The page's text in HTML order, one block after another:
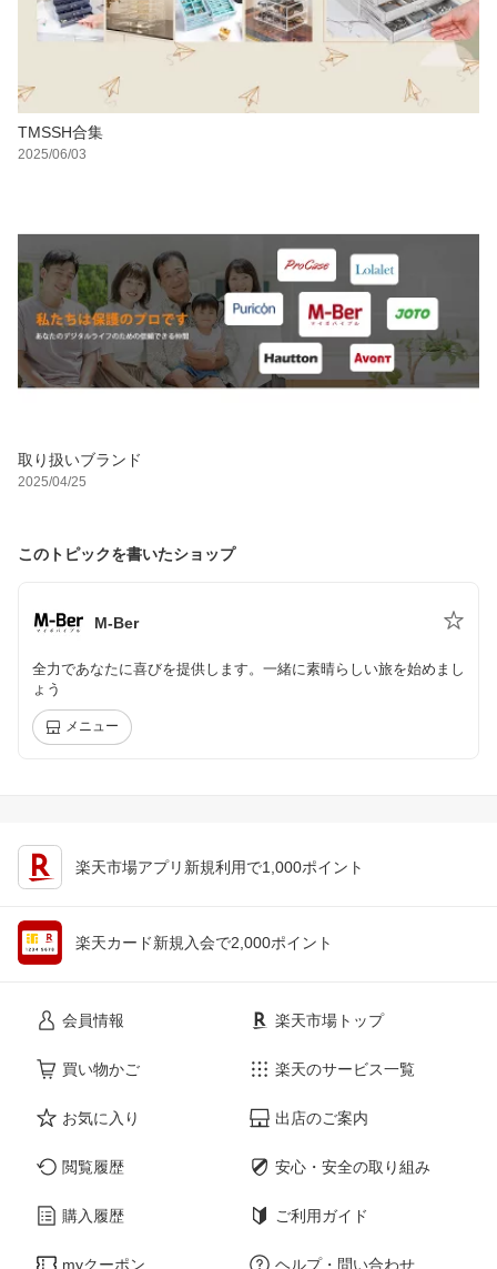
TMSSH合集
2025/06/03
取り扱いブランド
2025/04/25
このトピックを書いたショップ
M-Ber
全力であなたに喜びを提供します。一緒に素晴らしい旅を始めまし
ょう
メニュー
楽天市場アプリ新規利用で1,000ポイント
楽天カード新規入会で2,000ポイント
会員情報
買い物かご
お気に入り
閲覧履歴
購入履歴
myクーポン
楽天市場トップ
楽天のサービス一覧
出店のご案内
安心・安全の取り組み
ご利用ガイド
ヘルプ・問い合わせ